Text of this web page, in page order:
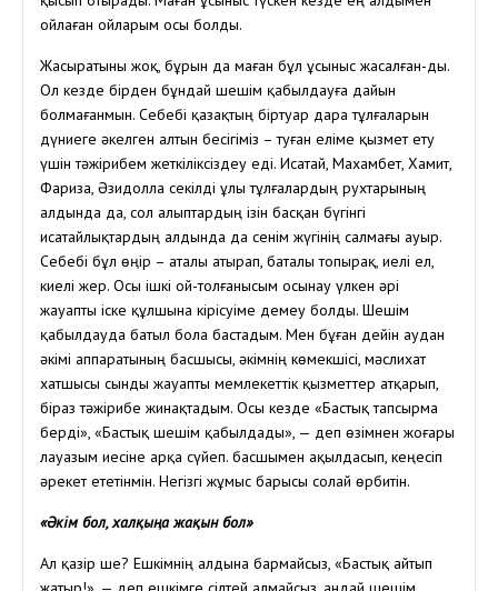
ойлаған ойларым осы болды.
Жасыратыны жоқ, бұрын да маған бұл ұсыныс жасалған-ды.
Ол кезде бірден бұндай шешім қабылдауға дайын
болмағанмын. Себебі қазақтың біртуар дара тұлғаларын
дүниеге әкелген алтын бесігіміз – туған еліме қызмет ету
үшін тәжірибем жеткіліксіздеу еді. Исатай, Махамбет, Хамит,
Фариза, Әзидолла секілді ұлы тұлғалардың рухтарының
алдында да, сол алыптардың ізін басқан бүгінгі
исатайлықтардың алдында да сенім жүгінің салмағы ауыр.
Себебі бұл өңір – аталы атырап, баталы топырақ, иелі ел,
киелі жер. Осы ішкі ой-толғанысым осынау үлкен әрі
жауапты іске құлшына кірісуіме демеу болды. Шешім
қабылдауда батыл бола бастадым. Мен бұған дейін аудан
әкімі аппаратының басшысы, әкімнің көмекшісі, мәслихат
хатшысы сынды жауапты мемлекеттік қызметтер атқарып,
біраз тәжірибе жинақтадым. Осы кезде «Бастық тапсырма
берді», «Бастық шешім қабылдады», — деп өзімнен жоғары
лауазым иесіне арқа сүйеп. басшымен ақылдасып, кеңесіп
әрекет ететінмін. Негізгі жұмыс барысы солай өрбитін.
«Әкім бол, халқыңа жақын бол»
Ал қазір ше? Ешкімнің алдына бармайсыз, «Бастық айтып